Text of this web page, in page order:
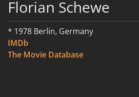
Florian Schewe
* 1978 Berlin, Germany
IMDb
The Movie Database